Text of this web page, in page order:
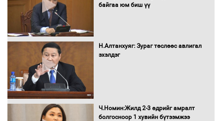
шилжиж, найр наадам, зөвлөгөөн,
гадаад томилолтыг хориглолоо
байгаа юм биш үү
Н.Алтанхуяг: Зураг төслөөс авлигал
эхэлдэг
Ч.Номин:Жилд 2-3 өдрийг амралт
болгосноор 1 хувийн бүтээмжээ